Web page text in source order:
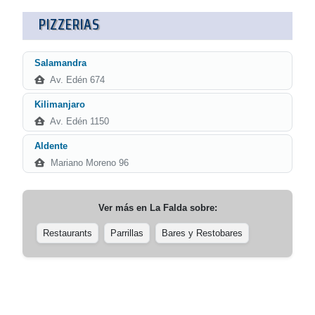
PIZZERIAS
Salamandra
Av. Edén 674
Kilimanjaro
Av. Edén 1150
Aldente
Mariano Moreno 96
Ver más en La Faldasobre:
Restaurants Parrillas Bares y Restobares